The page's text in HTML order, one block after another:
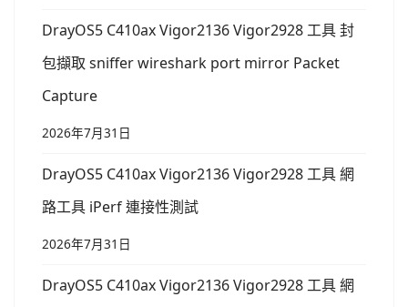
DrayOS5 C410ax Vigor2136 Vigor2928 工具 封
包擷取 sniffer wireshark port mirror Packet
Capture
2026年7月31日
DrayOS5 C410ax Vigor2136 Vigor2928 工具 網
路工具 iPerf 連接性測試
2026年7月31日
DrayOS5 C410ax Vigor2136 Vigor2928 工具 網